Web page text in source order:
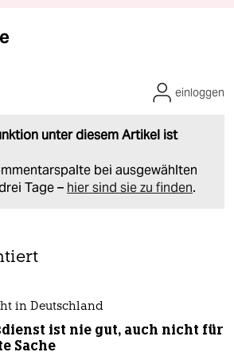
unter diesem Artikel ist
bei ausgewählten
Tage – hier sind sie zu finden.
einloggen
in Deutschland
ist nie gut, auch nicht für
Sache